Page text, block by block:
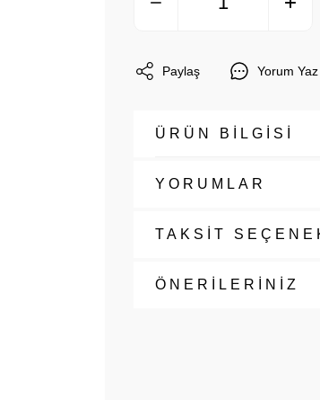
Paylaş Yorum Yaz
ÜRÜN BİLGİSİ
YORUMLAR
TAKSİT
ÖNERİLERİNİZ